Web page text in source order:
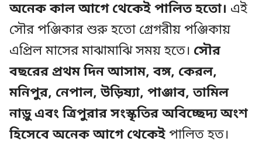
অনেক কাল আগে থেকেই পালিত হতো। এই
সৌর পঞ্জিকার শুরু হতো গ্রেগরীয় পঞ্জিকায়
এপ্রিল মাসের মাঝামাঝি সময় হতে। সৌর
বছরের প্রথম দিন আসাম, বঙ্গ, কেরল,
মনিপুর, নেপাল, উড়িষ্যা, পাঞ্জাব, তামিল
নাড়ু এবং ত্রিপুরার সংস্কৃতির অবিচ্ছেদ্য অংশ
হিসেবে অনেক আগে থেকেই পালিত হত।